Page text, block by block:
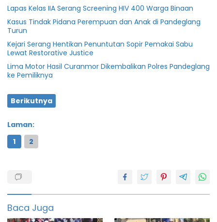
Lapas Kelas IIA Serang Screening HIV 400 Warga Binaan
Kasus Tindak Pidana Perempuan dan Anak di Pandeglang
Turun
Kejari Serang Hentikan Penuntutan Sopir Pemakai Sabu
Lewat Restorative Justice
Lima Motor Hasil Curanmor Dikembalikan Polres Pandeglang
ke Pemiliknya
Berikutnya
Laman:
1
2
Tim
Baca Juga